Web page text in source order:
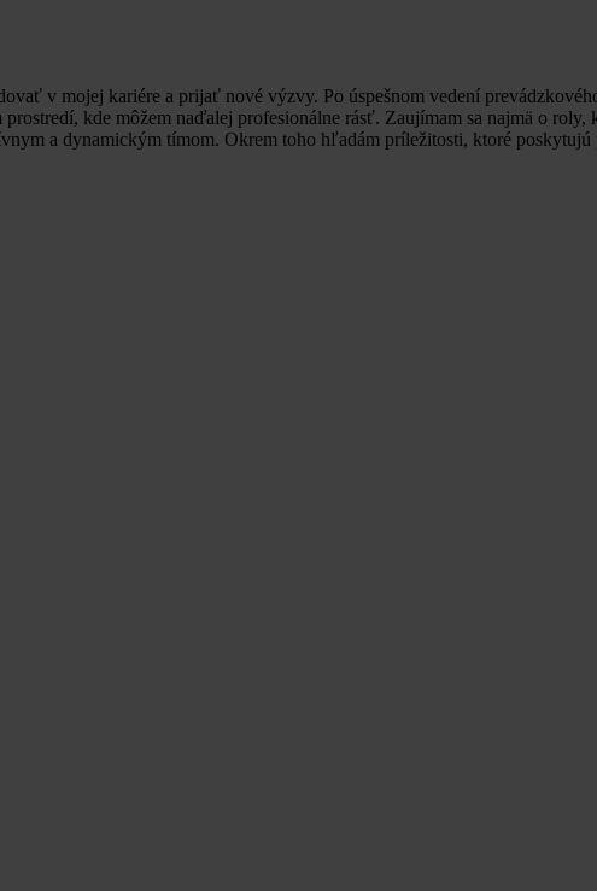
v mojej kariére a prijať nové výzvy. Po úspešnom vedení
kde môžem naďalej profesionálne rásť. Zaujímam sa najmä o
a dynamickým tímom. Okrem toho hľadám príležitosti, ktoré